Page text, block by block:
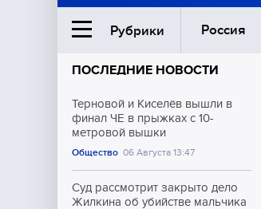
Рубрики Россия
Ближний Восток
Общество
Культура
ПОСЛЕДНИЕ НОВОСТИ
Терновой и Киселёв вышли в
финал ЧЕ в прыжках с 10-
метровой вышки
Общество 06 Августа 13:47
Суд рассмотрит закрыто дело
Жилкина об убийстве мальчика